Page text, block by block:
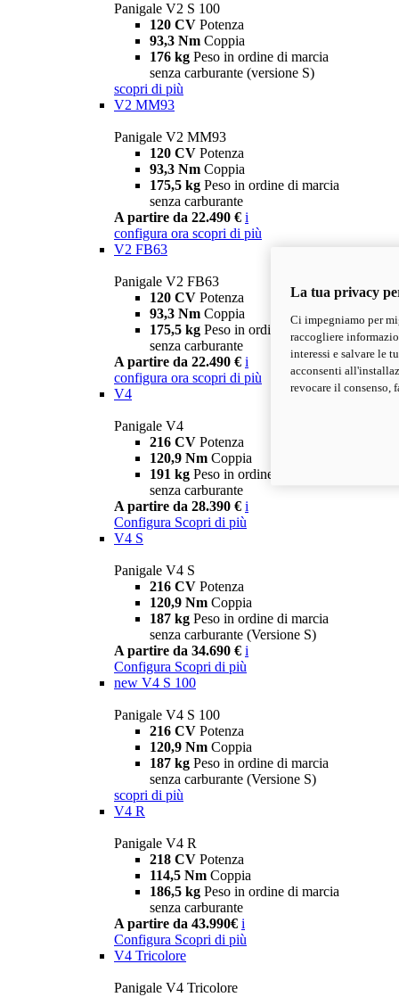
Panigale V2 S 100
120 CV Potenza
93,3 Nm Coppia
176 kg Peso in ordine di marcia
senza carburante (versione S)
scopri di più
V2 MM93
Panigale V2 MM93
120 CV Potenza
93,3 Nm Coppia
175,5 kg Peso in ordine di marcia
senza carburante
A partire da 22.490 € i
configura ora scopri di più
V2 FB63
Panigale V2 FB63
120 CV Potenza
93,3 Nm Coppia
175,5 kg Peso in ordine di marcia
senza carburante
A partire da 22.490 € i
configura ora scopri di più
V4
Panigale V4
216 CV Potenza
120,9 Nm Coppia
191 kg Peso in ordine di marcia
senza carburante
A partire da 28.390 € i
Configura Scopri di più
V4 S
Panigale V4 S
216 CV Potenza
120,9 Nm Coppia
187 kg Peso in ordine di marcia
senza carburante (Versione S)
A partire da 34.690 € i
Configura Scopri di più
new V4 S 100
Panigale V4 S 100
216 CV Potenza
120,9 Nm Coppia
187 kg Peso in ordine di marcia
senza carburante (Versione S)
scopri di più
V4 R
Panigale V4 R
218 CV Potenza
114,5 Nm Coppia
186,5 kg Peso in ordine di marcia
senza carburante
A partire da 43.990€ i
Configura Scopri di più
V4 Tricolore
Panigale V4 Tricolore
La tua privacy
Ci impegniamo per
raccogliere
interessi e salvare le
acconsenti
revocare il consenso,